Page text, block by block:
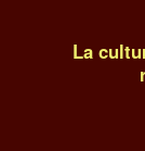
La